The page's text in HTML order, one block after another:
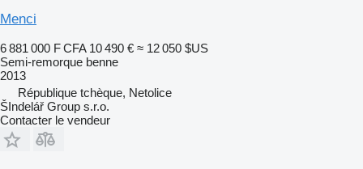
Menci
6 881 000 F CFA 10 490 € ≈ 12 050 $US
Semi-remorque benne
2013
République tchèque, Netolice
ŠIndelář Group s.r.o.
Contacter le vendeur